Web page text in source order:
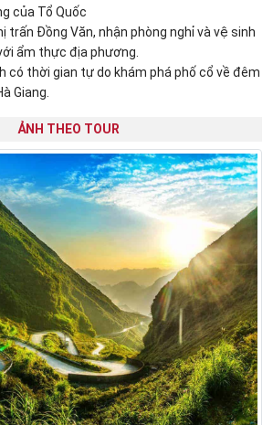
của Tổ Quốc
trấn Đồng Văn, nhận phòng nghỉ và vệ sinh
ẩm thực địa phương.
có thời gian tự do khám phá phố cổ về đêm
Giang.
ẢNH THEO TOUR